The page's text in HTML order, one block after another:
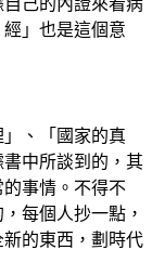
」也是這個意
、「國家的真
中所談到的，其
事情。不得不
每個人抄一點，
的東西，劃時代